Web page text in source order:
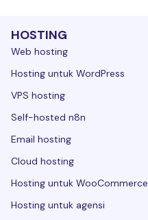
HOSTING
Web hosting
Hosting untuk WordPress
VPS hosting
Self-hosted n8n
Email hosting
Cloud hosting
Hosting untuk WooCommerce
Hosting untuk agensi